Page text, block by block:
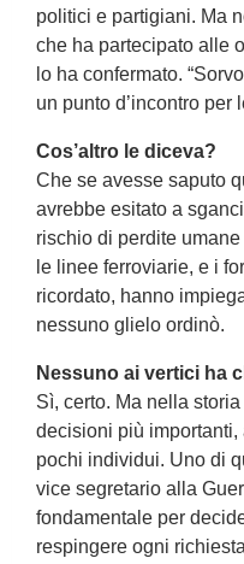
politici e partigiani. Ma
che ha partecipato alle
lo ha confermato.
un punto d’incontro per
Cos’altro le diceva?
Che se avesse saputo
avrebbe esitato a
rischio di perdite
le linee ferroviarie, e i
ricordato, hanno
nessuno glielo ordinò.
Nessuno ai vertici ha
Sì, certo. Ma nella
decisioni più
pochi individui. Uno di
vice segretario alla
fondamentale per
respingere ogni